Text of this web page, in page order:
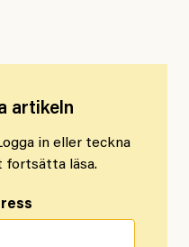
artikeln
in eller teckna
fortsätta läsa.